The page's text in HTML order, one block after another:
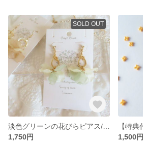
SOLD OUT
1,750円
1,500円